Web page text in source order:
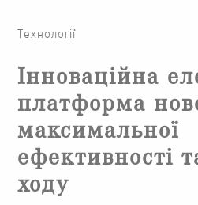
Технології
Інноваційна
платформа
максимальної
ефективності
ходу